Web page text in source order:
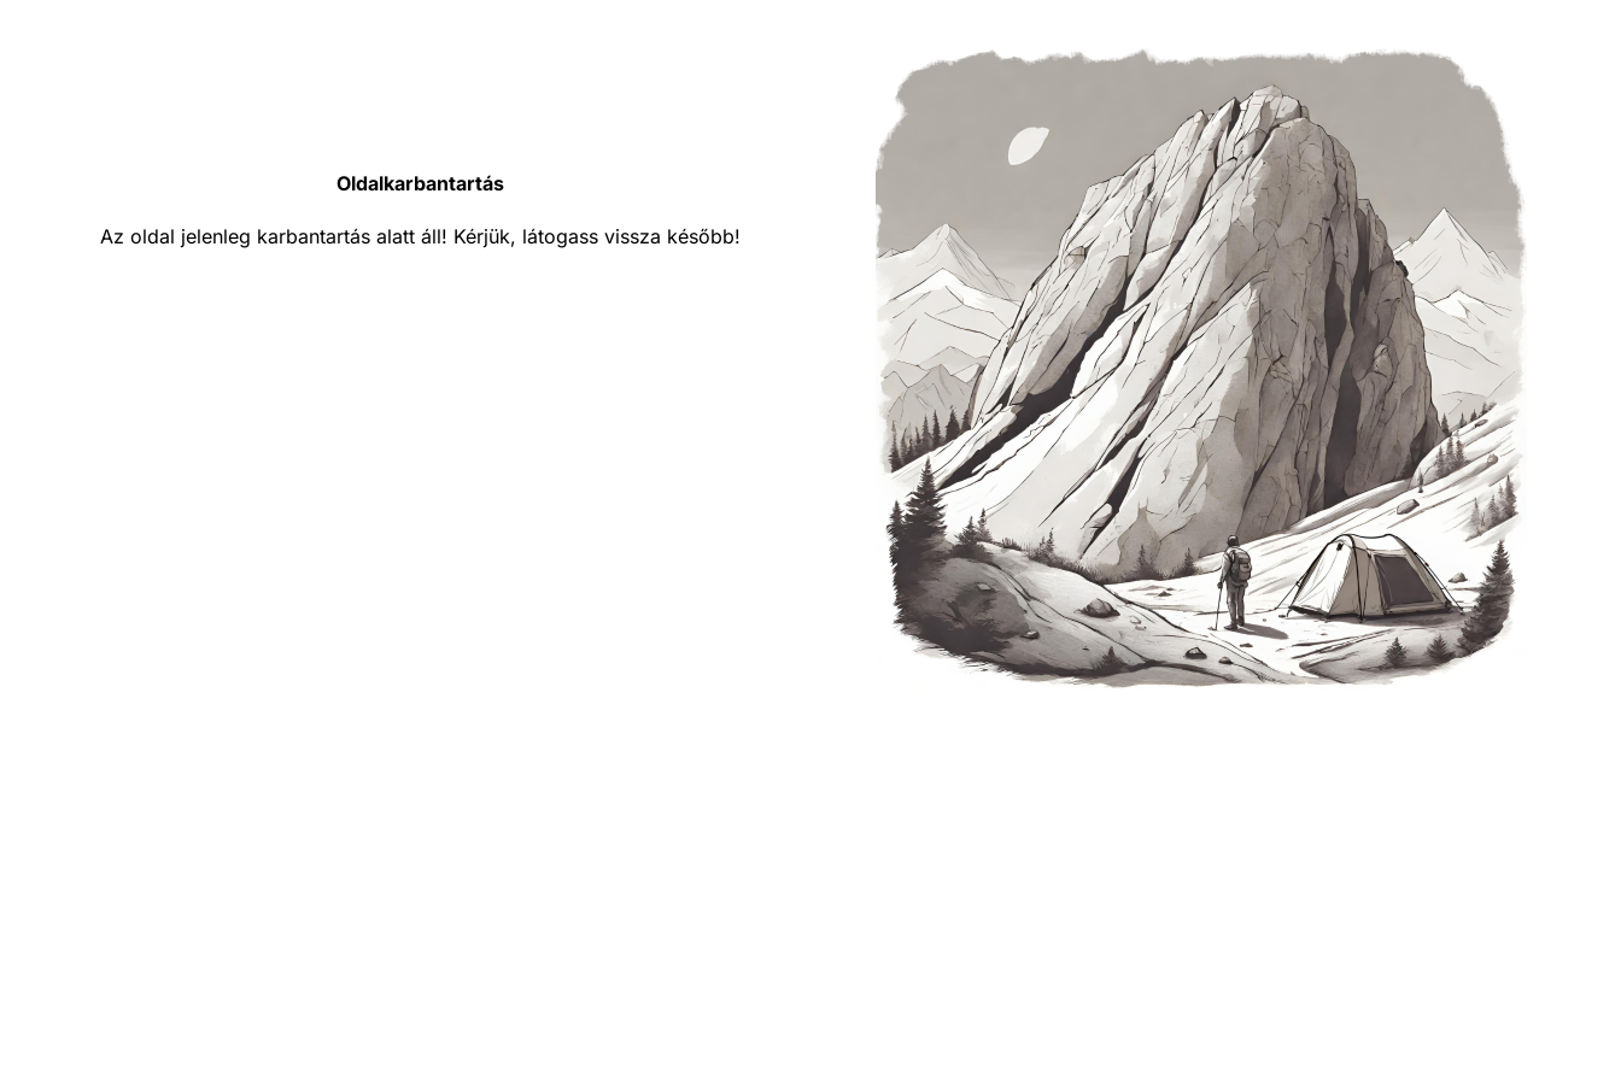
Oldalkarbantartás
Az oldal jelenleg karbantartás alatt áll! Kérjük, látogass vissza később!